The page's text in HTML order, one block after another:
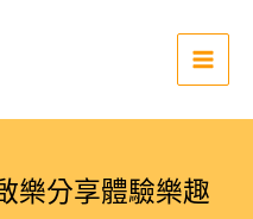
Main
樂分享體驗樂趣